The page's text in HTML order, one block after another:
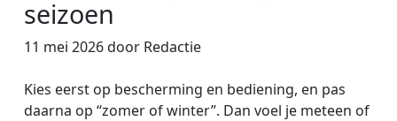
seizoen
11 mei 2026 door Redactie
Kies eerst op bescherming en bediening, en pas
daarna op “zomer of winter”. Dan voel je meteen of